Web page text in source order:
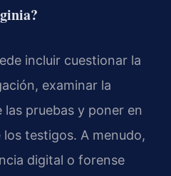
incluir cuestionar la
examinar la
pruebas y poner en
testigos. A menudo,
digital o forense